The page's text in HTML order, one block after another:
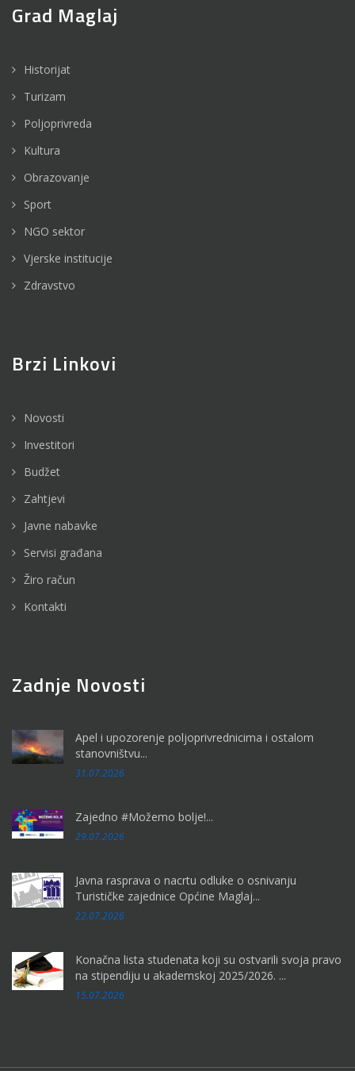
Grad Maglaj
Historijat
Turizam
Poljoprivreda
Kultura
Obrazovanje
Sport
NGO sektor
Vjerske institucije
Zdravstvo
Brzi Linkovi
Novosti
Investitori
Budžet
Zahtjevi
Javne nabavke
Servisi građana
Žiro račun
Kontakti
Zadnje Novosti
Apel i upozorenje poljoprivrednicima i ostalom
stanovništvu...
31.07.2026
Zajedno #Možemo bolje!...
29.07.2026
Javna rasprava o nacrtu odluke o osnivanju
Turističke zajednice Općine Maglaj...
22.07.2026
Konačna lista studenata koji su ostvarili svoja pravo
na stipendiju u akademskoj 2025/2026. ...
15.07.2026